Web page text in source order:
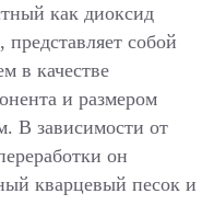
как диоксид
собой
в качестве
и размером
В зависимости от
он
кварцевый песок и